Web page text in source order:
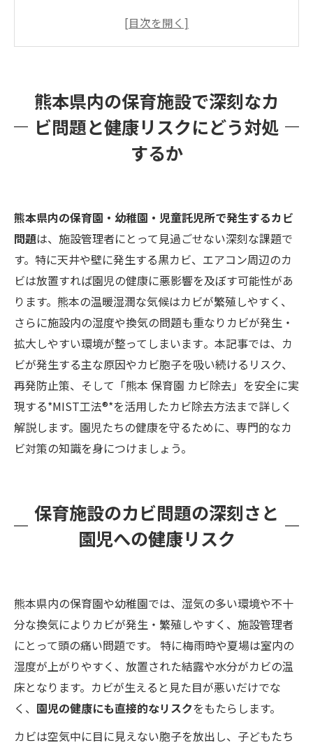
保育園・幼稚園でカビが発生しやすい箇所とそ
カビが再発する原因と根本的な解決策
MIST工法®による安全で効果的なカビ除去・防
まとめ
熊本県内の保育施設で深刻なカ
ビ問題と健康リスクにどう対処
するか
熊本県内の保育園・幼稚園・児童託児所で発生するカビ
問題は、施設管理者にとって見過ごせない深刻な課題で
す。特に天井や壁に発生する黒カビ、エアコン周辺のカ
ビは放置すれば園児の健康に悪影響を及ぼす可能性があ
ります。熊本の温暖湿潤な気候はカビが繁殖しやすく​、
さらに施設内の湿度や換気の問題も重なりカビが発生・
拡大しやすい環境が整ってしまいます​。本記事では、カ
ビが発生する主な原因やカビ胞子を吸い続けるリスク、
再発防止策、そして「熊本 保育園 カビ除去」を安全に実
現する*MIST工法®*を活用したカビ除去方法まで詳しく
解説します。園児たちの健康を守るために、専門的なカ
ビ対策の知識を身につけましょう。
保育施設のカビ問題の深刻さと
園児への健康リスク
熊本県内の保育園や幼稚園では、湿気の多い環境や不十
分な換気によりカビが発生・繁殖しやすく、施設管理者
にとって頭の痛い問題です。​ 特に梅雨時や夏場は室内の
湿度が上がりやすく、放置された結露や水分がカビの温
床となります。カビが生えると見た目が悪いだけでな
く、 園児の健康にも直接的なリスクをもたらします。
カビは空気中に目に見えない胞子を放出し、子どもたち